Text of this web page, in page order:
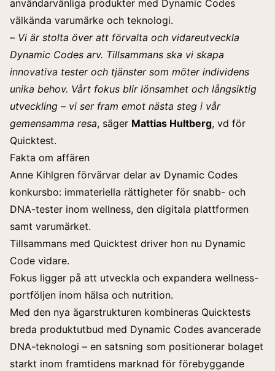
användarvänliga produkter med Dynamic Codes
välkända varumärke och teknologi.
– Vi är stolta över att förvalta och vidareutveckla
Dynamic Codes arv. Tillsammans ska vi skapa
innovativa tester och tjänster som möter individens
unika behov. Vårt fokus blir lönsamhet och långsiktig
utveckling – vi ser fram emot nästa steg i vår
gemensamma resa, säger Mattias Hultberg, vd för
Quicktest.
Fakta om affären
Anne Kihlgren förvärvar delar av Dynamic Codes
konkursbo: immateriella rättigheter för snabb- och
DNA-tester inom wellness, den digitala plattformen
samt varumärket.
Tillsammans med Quicktest driver hon nu Dynamic
Code vidare.
Fokus ligger på att utveckla och expandera wellness-
portföljen inom hälsa och nutrition.
Med den nya ägarstrukturen kombineras Quicktests
breda produktutbud med Dynamic Codes avancerade
DNA-teknologi – en satsning som positionerar bolaget
starkt inom framtidens marknad för förebyggande